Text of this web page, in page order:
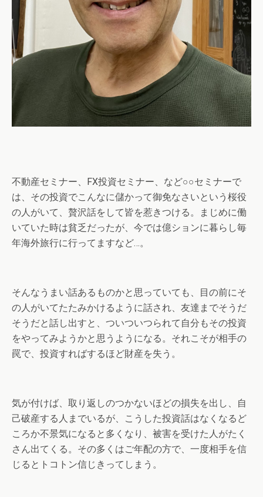
不動産セミナー、FX投資セミナー、など○○セミナーで
は、その投資でこんなに儲かって御免なさいという桜役
の人がいて、贅沢話をして皆を惹きつける。まじめに働
いていた時は貧乏だったが、今では億ションに暮らし毎
年海外旅行に行ってますなど…。
そんなうまい話あるものかと思っていても、目の前にそ
の人がいてたたみかけるように話され、友達までそうだ
そうだと話し出すと、ついついつられて自分もその投資
をやってみようかと思うようになる。それこそが相手の
罠で、投資すればするほど財産を失う。
気が付けば、取り返しのつかないほどの損失を出し、自
己破産する人までいるが、こうした投資話はなくなるど
ころか不景気になると多くなり、被害を受けた人がたく
さん出てくる。その多くはご年配の方で、一度相手を信
じるとトコトン信じきってしまう。